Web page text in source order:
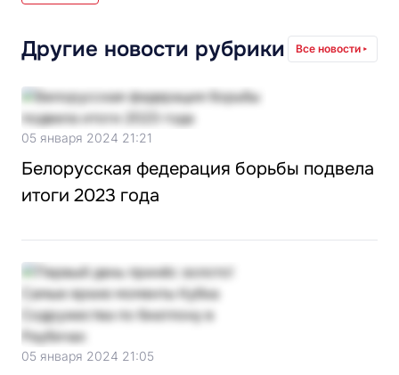
Другие новости рубрики Все новости
05 января 2024 21:21
Белорусская федерация борьбы подвела
итоги 2023 года
05 января 2024 21:05